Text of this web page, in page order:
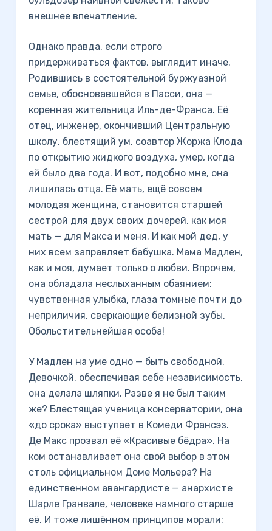
внешнее впечатление.
Однако правда, если строго
придерживаться фактов, выглядит иначе.
Родившись в состоятельной буржуазной
семье, обосновавшейся в Пасси, она —
коренная жительница Иль-де-Франса. Её
отец, инженер, окончивший Центральную
школу, блестящий ум, соавтор Жоржа Клода
по открытию жидкого воздуха, умер, когда
ей было два года. И вот, подобно мне, она
лишилась отца. Её мать, ещё совсем
молодая женщина, становится старшей
сестрой для двух своих дочерей, как моя
мать — для Макса и меня. И как мой дед, у
них всем заправляет бабушка. Мама Мадлен,
как и моя, думает только о любви. Впрочем,
она обладала неслыханным обаянием:
чувственная улыбка, глаза томные почти до
неприличия, сверкающие белизной зубы.
Обольстительнейшая особа!
У Мадлен на уме одно — быть свободной.
Девочкой, обеспечивая себе независимость,
она делала шляпки. Разве я не был таким
же? Блестящая ученица консерватории, она
«до срока» выступает в Комеди Франсэз.
Де Макс прозвал её «Красивые бёдра». На
ком останавливает она свой выбор в этом
столь официальном Доме Мольера? На
единственном авангардисте — анархисте
Шарле Гранвале, человеке намного старше
её. И тоже лишённом принципов морали: